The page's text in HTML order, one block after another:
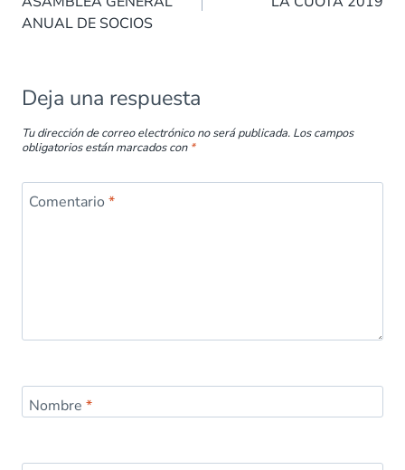
o p n tir
entradas
ANUAL DE SOCIOS
Deja una respuesta
Tu dirección de correo electrónico no será publicada. Los campos
obligatorios están marcados con *
Comentario *
Nombre *